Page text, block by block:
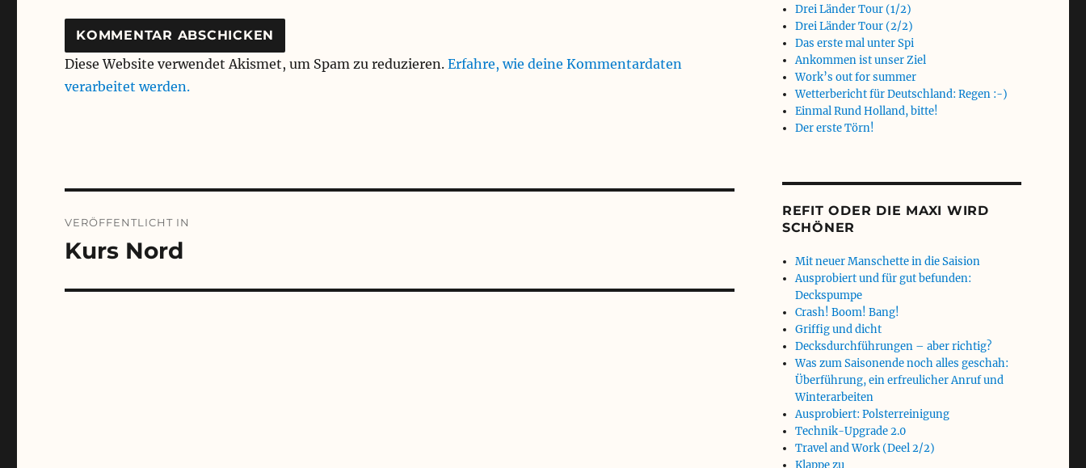
Diese Website verwendet Akismet, um Spam zu reduzieren.Erfahre, wie deine Kommentardaten
verarbeitet werden.
VERÖFFENTLICHT IN
Kurs Nord
Drei Länder Tour (1/2)
Drei Länder Tour (2/2)
Das erste mal unter Spi
Ankommen ist unser Ziel
Work’s out for summer
Wetterbericht für Deutschland: Regen :-)
Einmal Rund Holland, bitte!
Der erste Törn!
REFIT ODER DIE MAXI WIRD
SCHÖNER
Mit neuer Manschette in die Saision
Ausprobiert und für gut befunden:
Deckspumpe
Crash! Boom! Bang!
Griffig und dicht
Decksdurchführungen – aber richtig?
Was zum Saisonende noch alles geschah:
Überführung, ein erfreulicher Anruf und
Winterarbeiten
Ausprobiert: Polsterreinigung
Technik-Upgrade 2.0
Travel and Work (Deel 2/2)
Klappe zu